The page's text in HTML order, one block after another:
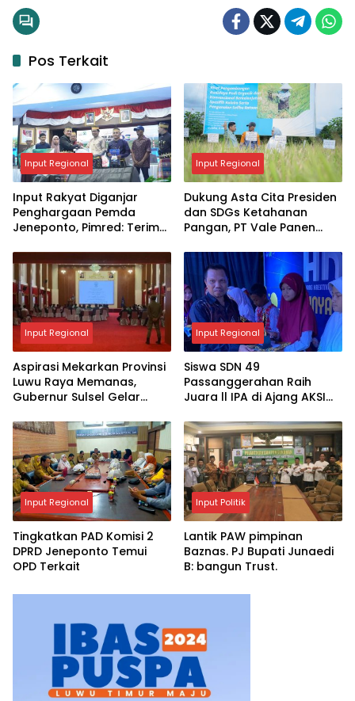
Pos Terkait
Input Regional
Input Rakyat Diganjar
Penghargaan Pemda
Jeneponto, Pimred: Terima
Input Regional
Dukung Asta Cita Presiden
dan SDGs Ketahanan
Pangan, PT Vale Panen
Berkelanjutan di Kolaka
Input Regional
Aspirasi Mekarkan Provinsi
Luwu Raya Memanas,
Gubernur Sulsel Gelar
Kepala Daerah
Input Regional
Siswa SDN 49
Passanggerahan Raih
Juara ll IPA di Ajang AKSI
Input Regional
Tingkatkan PAD Komisi 2
DPRD Jeneponto Temui
OPD Terkait
Input Politik
Lantik PAW pimpinan
Baznas. PJ Bupati Junaedi
B: bangun Trust.